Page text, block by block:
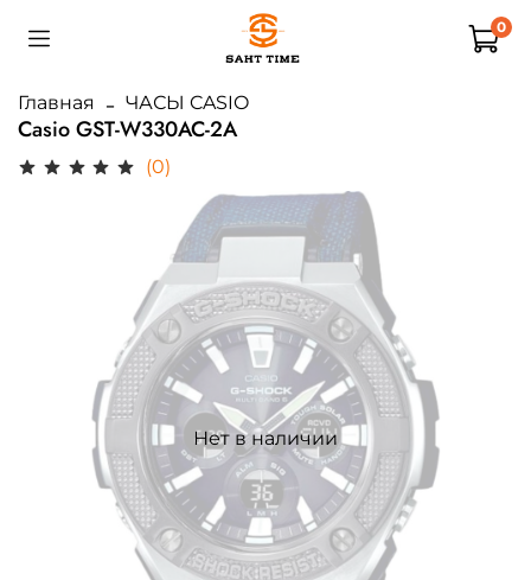
0
Главная ЧАСЫ CASIO
Casio GST-W330AC-2A
(0)
Нет в наличии